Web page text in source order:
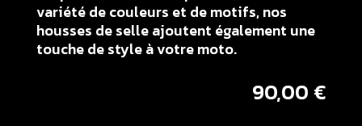
variété de couleurs et de motifs, nos
housses de selle ajoutent également une
touche de style à votre moto.
90,00 €